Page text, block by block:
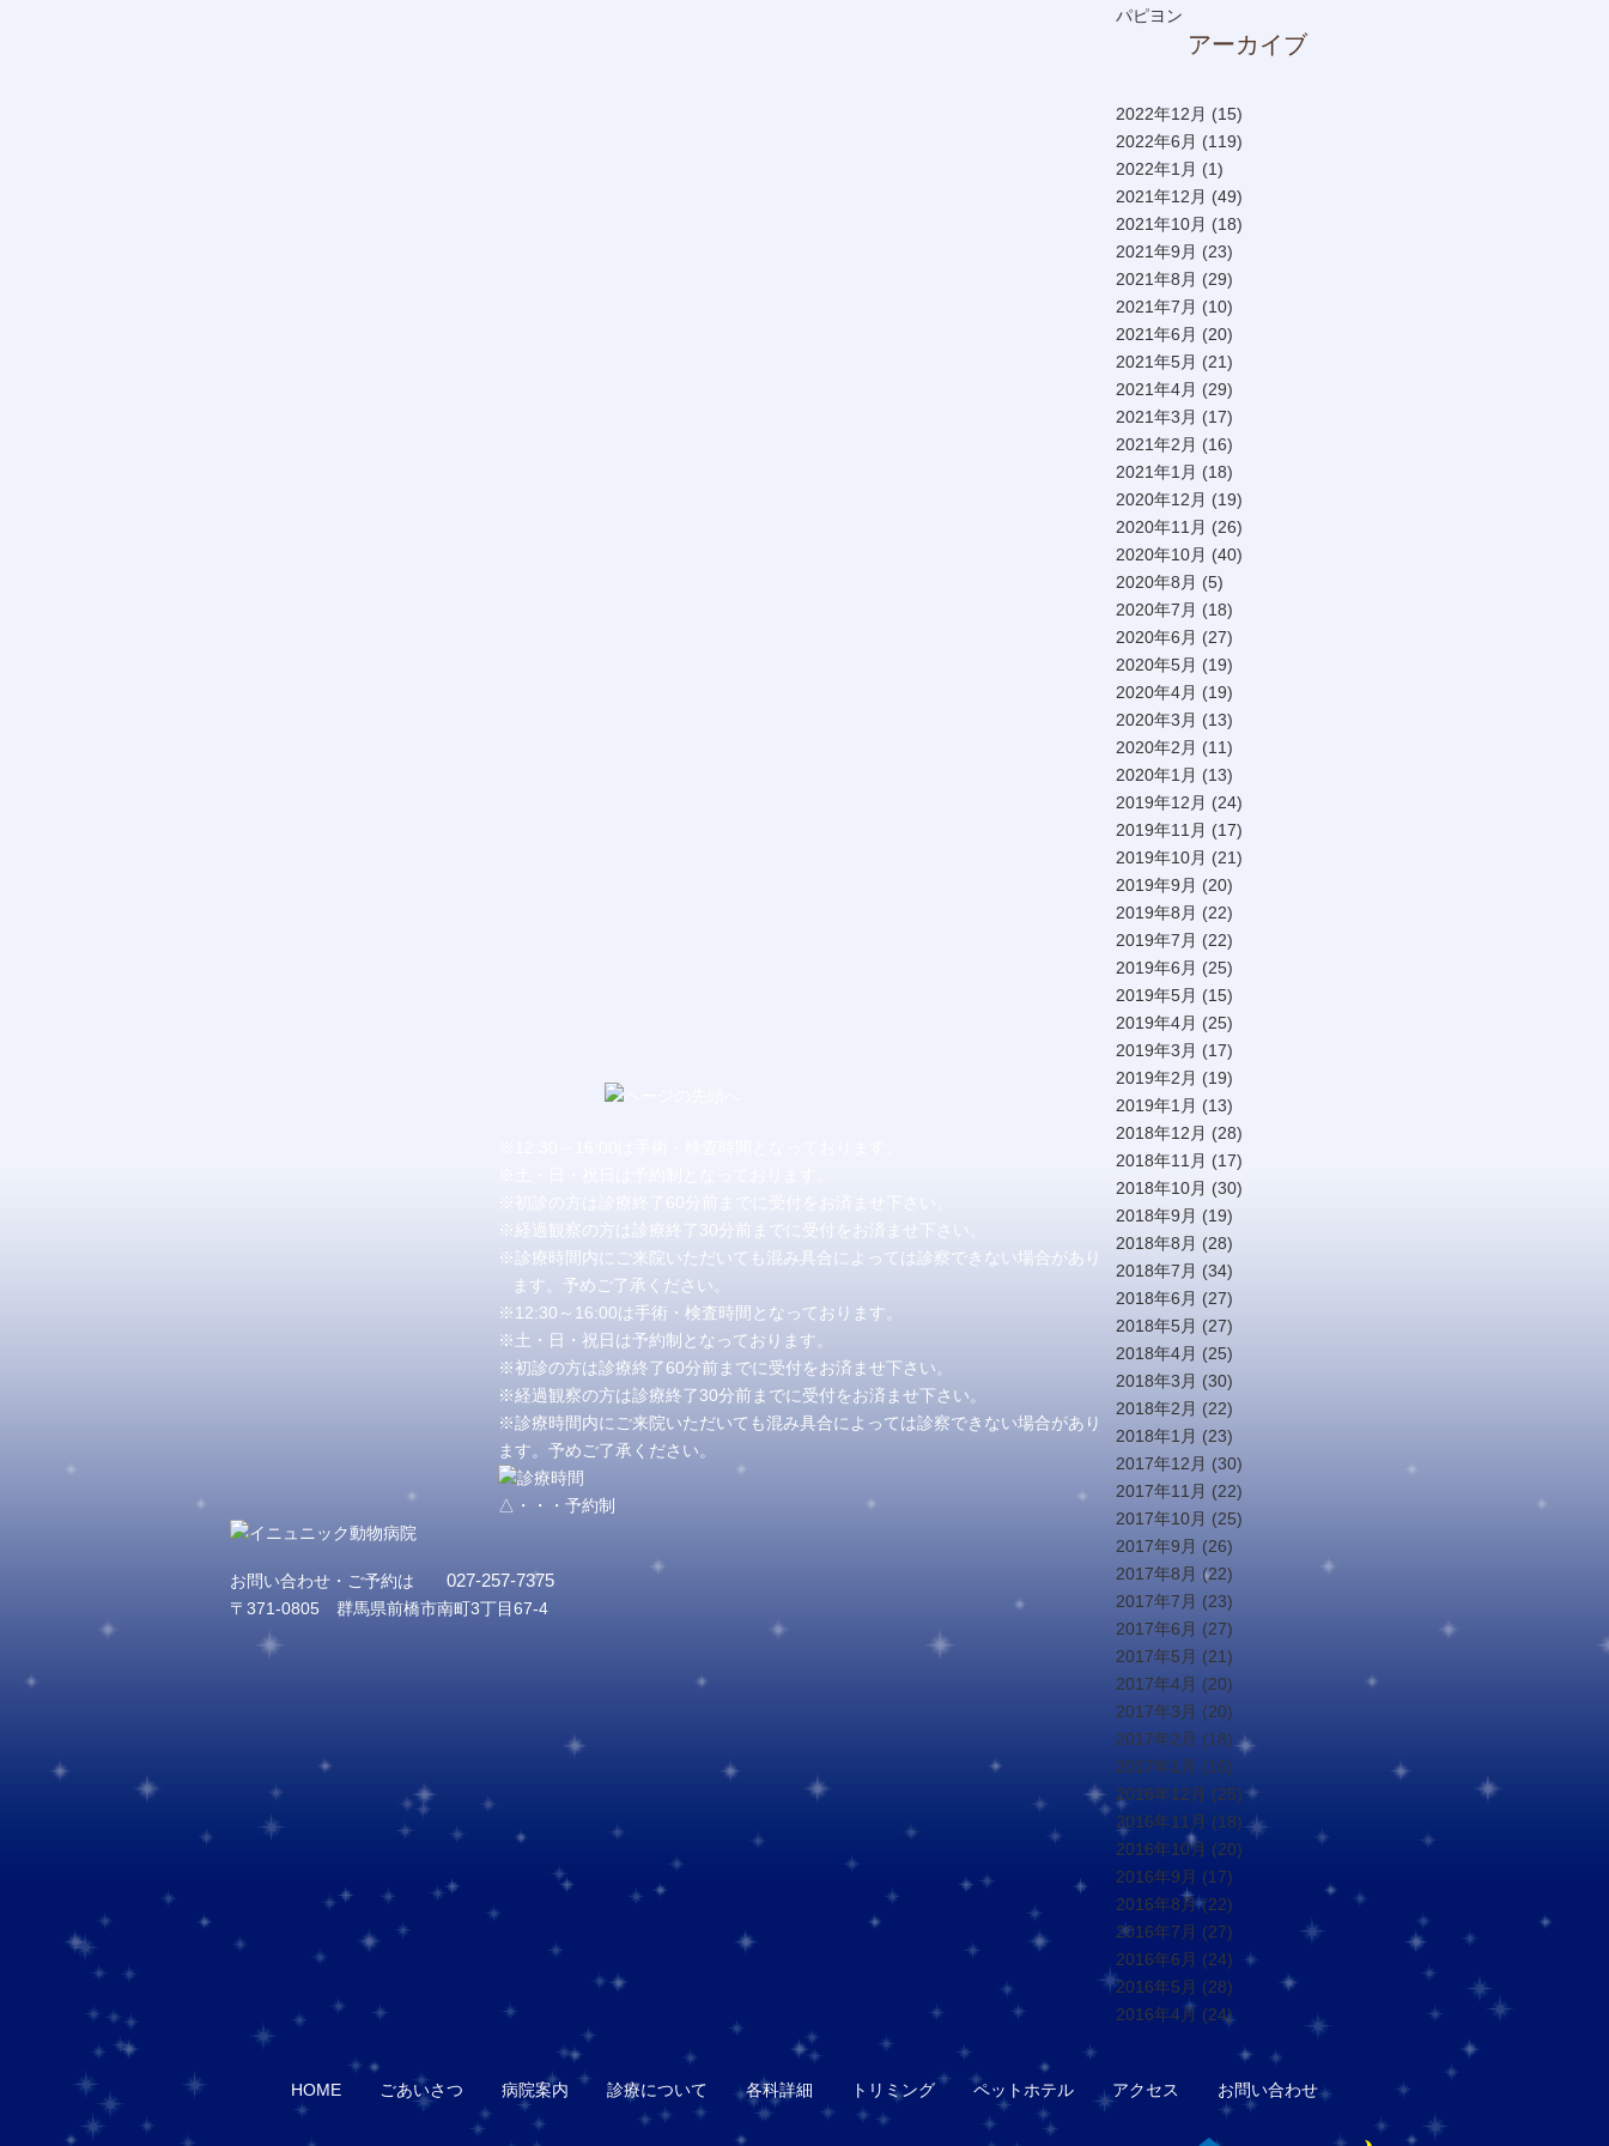
パピヨン
アーカイブ
2022年12月 (15)
2022年6月 (119)
2022年1月 (1)
2021年12月 (49)
2021年10月 (18)
2021年9月 (23)
2021年8月 (29)
2021年7月 (10)
2021年6月 (20)
2021年5月 (21)
2021年4月 (29)
2021年3月 (17)
2021年2月 (16)
2021年1月 (18)
2020年12月 (19)
2020年11月 (26)
2020年10月 (40)
2020年8月 (5)
2020年7月 (18)
2020年6月 (27)
2020年5月 (19)
2020年4月 (19)
2020年3月 (13)
2020年2月 (11)
2020年1月 (13)
2019年12月 (24)
2019年11月 (17)
2019年10月 (21)
2019年9月 (20)
2019年8月 (22)
2019年7月 (22)
2019年6月 (25)
2019年5月 (15)
2019年4月 (25)
2019年3月 (17)
2019年2月 (19)
2019年1月 (13)
2018年12月 (28)
2018年11月 (17)
2018年10月 (30)
2018年9月 (19)
2018年8月 (28)
2018年7月 (34)
2018年6月 (27)
2018年5月 (27)
2018年4月 (25)
2018年3月 (30)
2018年2月 (22)
2018年1月 (23)
2017年12月 (30)
2017年11月 (22)
2017年10月 (25)
2017年9月 (26)
2017年8月 (22)
2017年7月 (23)
2017年6月 (27)
2017年5月 (21)
2017年4月 (20)
2017年3月 (20)
2017年2月 (18)
2017年1月 (16)
2016年12月 (25)
2016年11月 (18)
2016年10月 (20)
2016年9月 (17)
2016年8月(22)
2016年7月 (27)
2016年6月 (24)
2016年5月 (28)
2016年4月 (24)
※経過観察の方は診療終了30分前までに受付をお済ませ下さい。
※診療時間内にご来院いただいても混み具合によっては診察できない場合があり
ます。予めご了承ください。
※12:30～16:00は手術・検査時間となっております。
※土・日・祝日は予約制となっております。
※初診の方は診療終了60分前までに受付をお済ませ下さい。
※経過観察の方は診療終了30分前までに受付をお済ませ下さい。
※診療時間内にご来院いただいても混み具合によっては診察できない場合があり
ます。予めご了承ください。
△・・・予約制
お問い合わせ・ご予約は 027-257-7375
〒371-0805 群馬県前橋市南町3丁目67-4
HOME ごあいさつ 病院案内 診療について 各科詳細 トリミング ペットホテル アクセス お問い合わせ